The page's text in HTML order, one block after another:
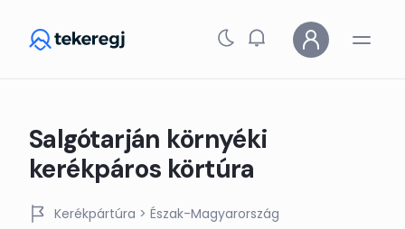
Salgótarján környéki
kerékpáros körtúra
Kerékpártúra > Észak-Magyarország